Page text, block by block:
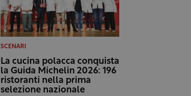
SCENARI
La cucina polacca conquista
la Guida Michelin 2026: 196
ristoranti nella prima
selezione nazionale